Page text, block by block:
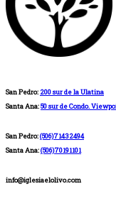
San Pedro: 200 sur de la Ulatina
Santa Ana:50 sur de Condo.
San Pedro:(506)71432494
Santa Ana:(506)70191101
info@iglesiaelolivo.com